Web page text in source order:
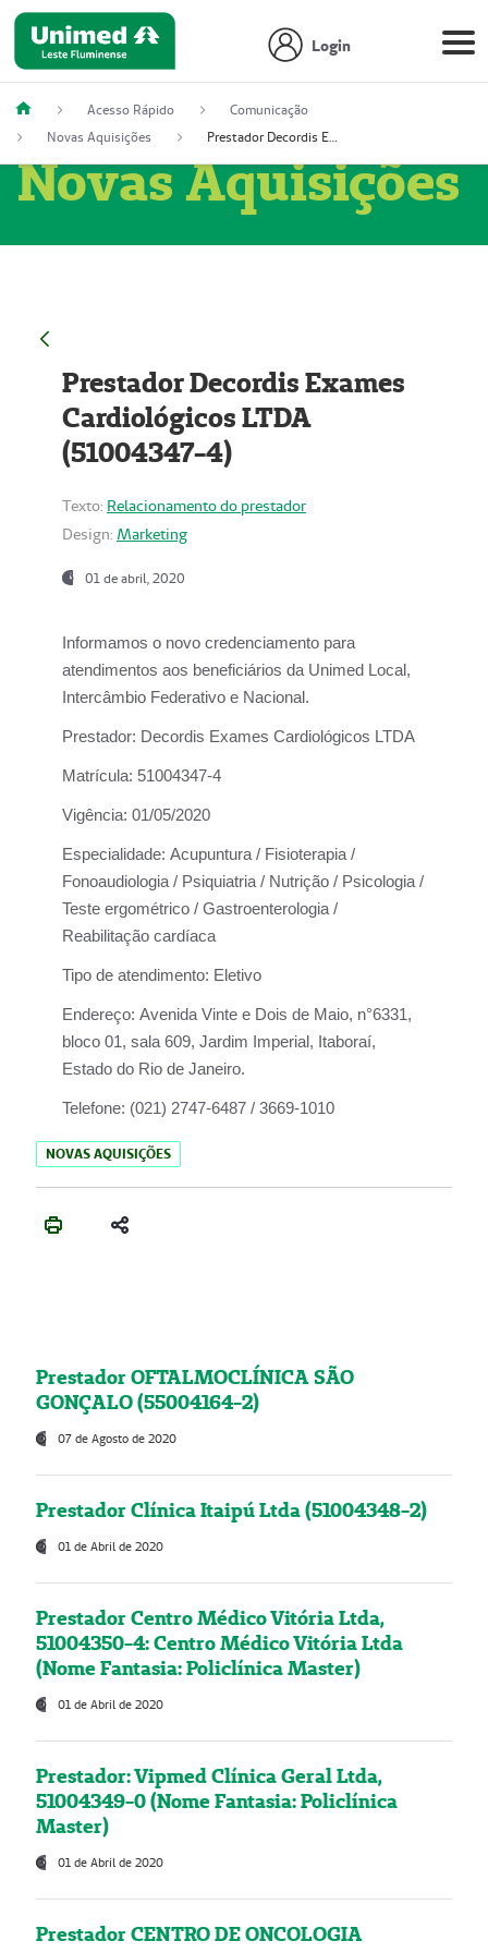
Login
Acesso Rápido
Comunicação
Novas Aquisições
Prestador Decordis Exames Cardiológicos LTDA (51004347-4)
Novas Aquisições
Prestador Decordis Exames
Cardiológicos LTDA
(51004347-4)
Texto: Relacionamento do prestador
Design: Marketing
01 de abril, 2020
Informamos o novo credenciamento para
atendimentos aos beneficiários da Unimed Local,
Intercâmbio Federativo e Nacional.
Prestador: Decordis Exames Cardiológicos LTDA
Matrícula: 51004347-4
Vigência: 01/05/2020
Especialidade: Acupuntura / Fisioterapia /
Fonoaudiologia / Psiquiatria / Nutrição / Psicologia /
Teste ergométrico / Gastroenterologia /
Reabilitação cardíaca
Tipo de atendimento: Eletivo
Endereço: Avenida Vinte e Dois de Maio, n°6331,
bloco 01, sala 609, Jardim Imperial, Itaboraí,
Estado do Rio de Janeiro.
Telefone: (021) 2747-6487 / 3669-1010
NOVAS AQUISIÇÕES
Prestador OFTALMOCLÍNICA SÃO
GONÇALO (55004164-2)
07 de Agosto de 2020
Prestador Clínica Itaipú Ltda (51004348-2)
01 de Abril de 2020
Prestador Centro Médico Vitória Ltda,
51004350-4: Centro Médico Vitória Ltda
(Nome Fantasia: Policlínica Master)
01 de Abril de 2020
Prestador: Vipmed Clínica Geral Ltda,
51004349-0 (Nome Fantasia: Policlínica
Master)
01 de Abril de 2020
Prestador CENTRO DE ONCOLOGIA